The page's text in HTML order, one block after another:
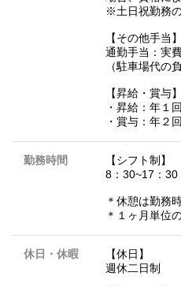
※土日祝勤務
【その他手当】
通勤手当：実
（駐車場代の
【昇給・賞与】
・昇給：年１回
・賞与：年２
勤務時間
【シフト制】
8：30~17：30
＊休憩は勤務
＊１ヶ月単位
休日・休暇
【休日】
週休二日制